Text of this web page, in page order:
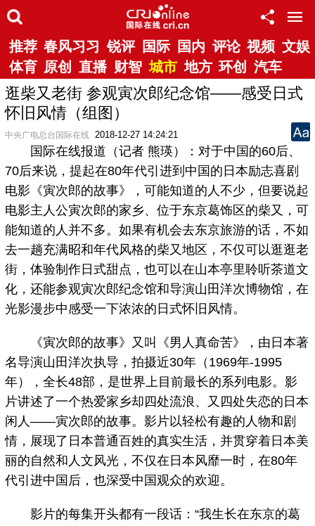
推荐 春风习习 锐评 国际 国内 评论 视频 文娱
体育 原创 直播 财智 城市 地方 环创 汽车
逛柴又老街 参观寅次郎纪念馆——感受日式
怀旧风情（组图）
中央广电总台国际在线 2018-12-27 14:24:21
国际在线报道（记者 熊瑛）：对于中国的60后、
70后来说，提起在80年代引进到中国的日本励志喜剧
电影《寅次郎的故事》，可能知道的人不少，但要说起
电影主人公寅次郎的家乡、位于东京葛饰区的柴又，可
能知道的人并不多。如果有机会去东京旅游的话，不如
去一趟充满昭和年代风格的柴又地区，不仅可以逛逛老
街，体验制作日式甜点，也可以在山本亭里聆听茶道文
化，还能参观寅次郎纪念馆和导演山田洋次博物馆，在
光影漫步中感受一下浓浓的日式怀旧风情。
《寅次郎的故事》又叫《男人真命苦》，由日本著
名导演山田洋次执导，拍摄近30年（1969年-1995
年），全长48部，是世界上目前最长的系列电影。影
片讲述了一个热爱家乡却四处流浪、又四处失恋的日本
闲人——寅次郎的故事。影片以轻松有趣的人物和剧
情，展现了日本普通百姓的真实生活，并贯穿着日本美
丽的自然和人文风光，不仅在日本风靡一时，在80年
代引进中国后，也深受中国观众的欢迎。
影片的每集开头都有一段话：“我生长在东京的葛